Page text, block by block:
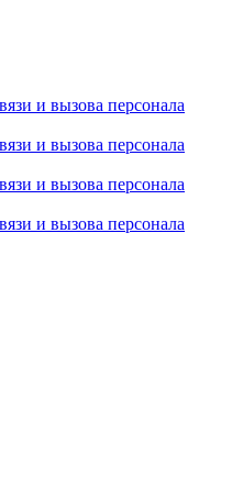
и вызова персонала
и вызова персонала
и вызова персонала
и вызова персонала